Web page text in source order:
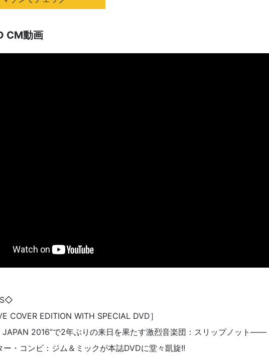
CM動画
COVER EDITION WITH SPECIAL DVD］
JAPAN 2016”で2年ぶりの来日を果たす激烈音楽団：スリップノット——
ー・コンビ：ジム＆ミックが本誌DVDに堂々凱旋!!